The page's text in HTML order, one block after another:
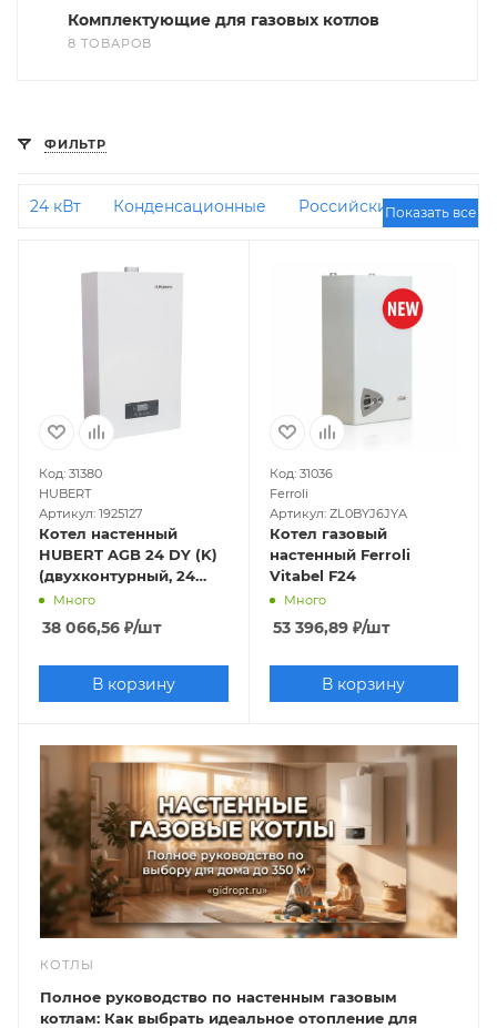
Комплектующие для газовых котлов
8 ТОВАРОВ
ФИЛЬТР
24 кВт Конденсационные
Российские
квартиры
Энергонезависимые 18 кВт
Атмосферные
40 кВт
С бойлером косвенного
нагрева
45 кВт
250 кв м
23 кВт
Чугунные
Показать все
Код: 31380
HUBERT
Артикул: 1925127
Котел настенный
HUBERT AGB 24 DY (K)
(двухконтурный, 24
кВт, закрытая камера)
Много
38 066,56 ₽/шт
В корзину
Код: 31036
Ferroli
Артикул: ZL0BYJ6JYA
Котел газовый
настенный Ferroli
Vitabel F24
Много
53 396,89₽/шт
В корзину
КОТЛЫ
Полное руководство по настенным газовым
котлам: Как выбрать идеальное отопление для